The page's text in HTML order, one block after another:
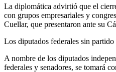
La diplomática advirtió que el
con grupos empresariales y
Cuellar, que presentaron ante su
Los diputados federales sin
A nombre de los diputados
federales y senadores, se tomará